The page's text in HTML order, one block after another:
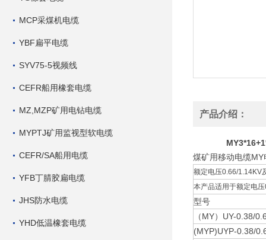
MCP采煤机电缆
YBF扁平电缆
SYV75-5视频线
CEFR船用橡套电缆
MZ,MZP矿用电钻电缆
MYPTJ矿用监视型软电缆
CEFR/SA船用电缆
YFB丁腈胶扁电缆
JHS防水电缆
YHD低温橡套电缆
产品介绍：
煤矿用移动电缆
额定电压0.66/1.14KV
本产品适用于额定电
型号
（MY）UY-0.38/
(MYP)UYP-0.38/